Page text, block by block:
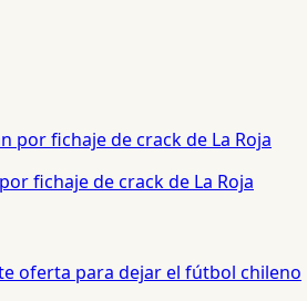
fichaje de crack de La Roja